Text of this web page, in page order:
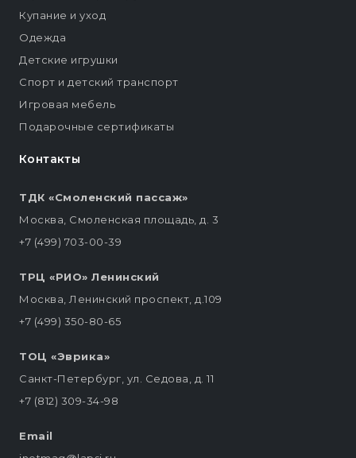
Контакты
ТДК «Смоленский пассаж»
Москва, Смоленская площадь, д. 3
+7 (499) 703-00-39
ТРЦ «РИО» Ленинский
Москва, Ленинский проспект, д.109
+7 (499) 350-80-65
ТОЦ «Эврика»
Санкт-Петербург, ул. Седова, д. 11
+7 (812) 309-34-98
Email
Купание и уход
Одежда
Детские игрушки
Спорт и детский транспорт
Игровая мебель
Подарочные сертификаты